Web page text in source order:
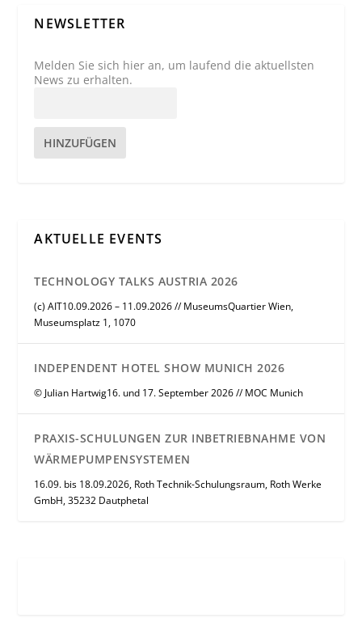
NEWSLETTER
Melden Sie sich hier an, um laufend die aktuellsten
News zu erhalten.
HINZUFÜGEN
AKTUELLE EVENTS
TECHNOLOGY TALKS AUSTRIA 2026
(c) AIT10.09.2026 – 11.09.2026 // MuseumsQuartier Wien,
Museumsplatz 1, 1070
INDEPENDENT HOTEL SHOW MUNICH 2026
© Julian Hartwig16. und 17. September 2026 // MOC Munich
PRAXIS-SCHULUNGEN ZUR INBETRIEBNAHME VON
WÄRMEPUMPENSYSTEMEN
16.09. bis 18.09.2026, Roth Technik-Schulungsraum, Roth Werke
GmbH, 35232 Dautphetal